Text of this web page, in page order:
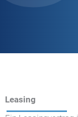
Leasing